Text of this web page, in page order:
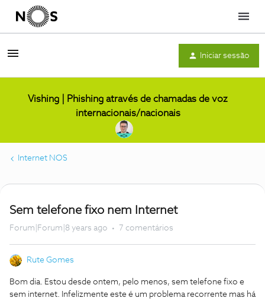
Menu
Iniciar sessão
Vishing | Phishing através de chamadas de voz
internacionais/nacionais
Internet NOS
Sem telefone fixo nem Internet
Forum|Forum|8 years ago 7 comentários
Rute Gomes
Bom dia. Estou desde ontem, pelo menos, sem telefone fixo e
sem internet. Infelizmente este é um problema recorrente mas há